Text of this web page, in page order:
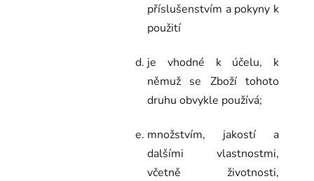
příslušenstvím a pokyny k
použití
je vhodné k účelu, k
němuž se Zboží tohoto
druhu obvykle používá;
množstvím, jakostí a
dalšími vlastnostmi,
včetně životnosti,